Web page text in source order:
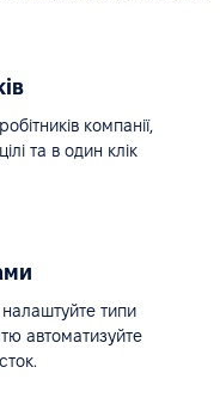
компанії,
та в один клік
типи
автоматизуйте